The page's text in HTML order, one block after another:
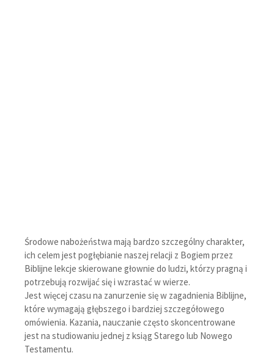
Środowe nabożeństwa mają bardzo szczególny charakter,
ich celem jest pogłębianie naszej relacji z Bogiem przez
Biblijne lekcje skierowane głownie do ludzi, którzy pragną i
potrzebują rozwijać się i wzrastać w wierze.
Jest więcej czasu na zanurzenie się w zagadnienia Biblijne,
które wymagają głębszego i bardziej szczegółowego
omówienia. Kazania, nauczanie często skoncentrowane
jest na studiowaniu jednej z ksiąg Starego lub Nowego
Testamentu.